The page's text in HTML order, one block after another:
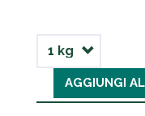
AGGIUNGI